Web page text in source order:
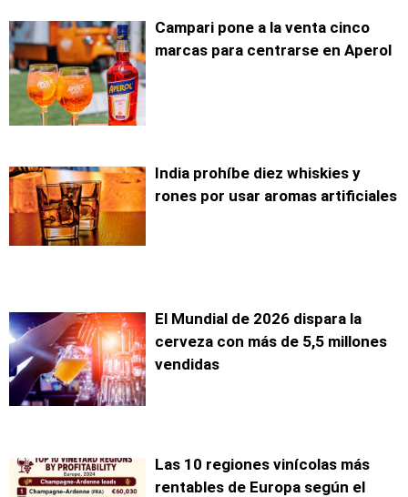
Campari pone a la venta cinco
marcas para centrarse en Aperol
India prohíbe diez whiskies y
rones por usar aromas artificiales
El Mundial de 2026 dispara la
cerveza con más de 5,5 millones
vendidas
Las 10 regiones vinícolas más
rentables de Europa según el